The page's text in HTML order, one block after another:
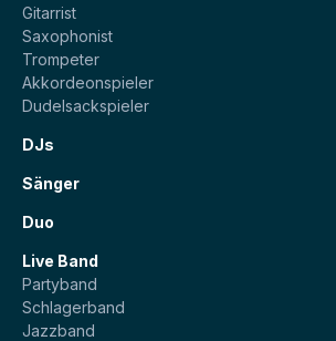
Gitarrist
Saxophonist
Trompeter
Akkordeonspieler
Dudelsackspieler
DJs
Sänger
Duo
Live Band
Partyband
Schlagerband
Jazzband